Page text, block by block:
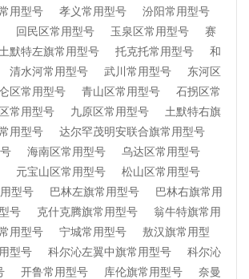
用型号 孝义常用型号
汾阳常用型号
回民区常用型号 玉泉区常用型号
赛
默特左旗常用型号 托克托常用型号
和
清水河常用型号 武川常用型号
东河区
区常用型号 青山区常用型号
石拐区常
常用型号 九原区常用型号
土默特右旗
用型号
达尔罕茂明安联合旗常用型号
海南区常用型号
乌达区常用型号
元宝山区常用型号
松山区常用型号
型号
巴林左旗常用型号
巴林右旗常用
号 克什克腾旗常用型号
翁牛特旗常用
用型号 宁城常用型号
敖汉旗常用型
型号 科尔沁左翼中旗常用型号
科尔沁
开鲁常用型号 库伦旗常用型号
奈曼